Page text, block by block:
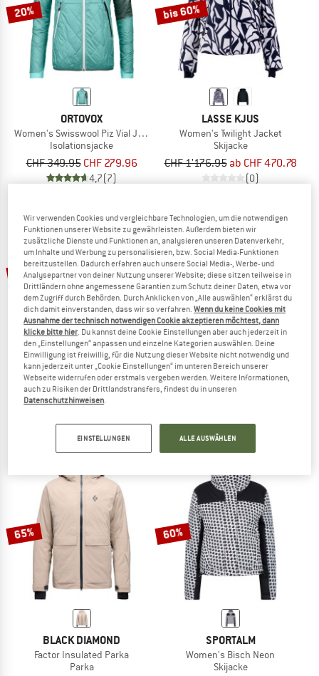
20%
ORTOVOX
Women's Swisswool Piz Vial Jacket
Isolationsjacke
CHF 349.95 CHF 279.96
4,7(7)
bis 60%
LASSE KJUS
Women's Twilight Jacket
Skijacke
CHF 1'176.95 ab CHF 470.78
(0)
10%
SCOTT
Jacket Vertic Ripstop 3L
Skijacke
CHF 372.95CHF 335.66
(0)
SCHÖFFEL
Women's Jacket Trifex
CHF 392.95
65%
BLACK DIAMOND
Factor Insulated Parka
Parka
60%
SPORTALM
Women's Bisch Neon
Skijacke
Wir verwenden Cookies und vergleichbare Technologien, um die notwendigen
Funktionen unserer Website zu gewährleisten. Außerdem bieten wir
zusätzliche Dienste und Funktionen an, analysieren unseren Datenverkehr,
um Inhalte und Werbung zu personalisieren, bzw. Social Media-Funktionen
bereitzustellen. Dadurch erfahren auch unsere Social Media-, Werbe- und
Analysepartner von deiner Nutzung unserer Website; diese sitzen teilweise in
Drittländern ohne angemessene Garantien zum Schutz deiner Daten, etwa vor
dem Zugriff durch Behörden. Durch Anklicken von „Alle auswählen“ erklärst du
dich damit einverstanden, dass wir so verfahren.Wenn du keine Cookies mit
Ausnahme der technisch notwendigen Cookie akzeptieren möchtest, dann
klicke bitte hier. Du kannst deine Cookie Einstellungen aber auch jederzeit in
den „Einstellungen“ anpassen und einzelne Kategorien auswählen. Deine
Einwilligung ist freiwillig, für die Nutzung dieser Website nicht notwendig und
kann jederzeit unter „Cookie Einstellungen“ im unteren Bereich unserer
Webseite widerrufen oder erstmals vergeben werden. Weitere Informationen,
auch zu Risiken der Drittlandstransfers, findest du in unseren
Datenschutzhinweisen.
EINSTELLUNGEN ALLE AUSWÄHLEN